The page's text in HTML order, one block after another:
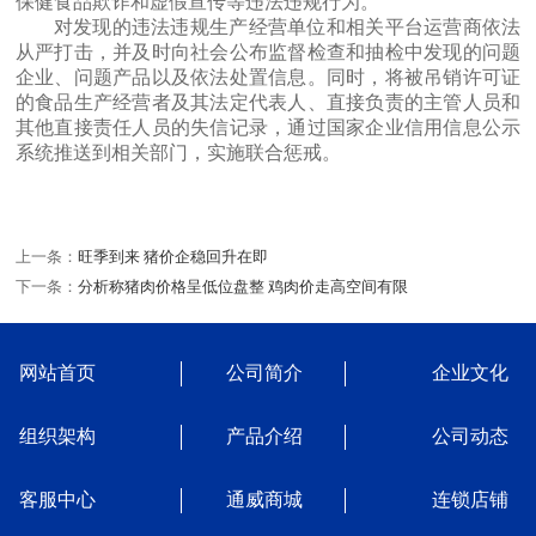
对发现的违法违规生产经营单位和相关平台运营商依法
从严打击，并及时向社会公布监督检查和抽检中发现的问题
企业、问题产品以及依法处置信息。同时，将被吊销许可证
的食品生产经营者及其法定代表人、直接负责的主管人员和
其他直接责任人员的失信记录，通过国家企业信用信息公示
系统推送到相关部门，实施联合惩戒。
上一条： 旺季到来 猪价企稳回升在即
下一条： 分析称猪肉价格呈低位盘整 鸡肉价走高空间有限
网站首页 公司简介 企业文化
组织架构 产品介绍 公司动态
客服中心 通威商城 连锁店铺